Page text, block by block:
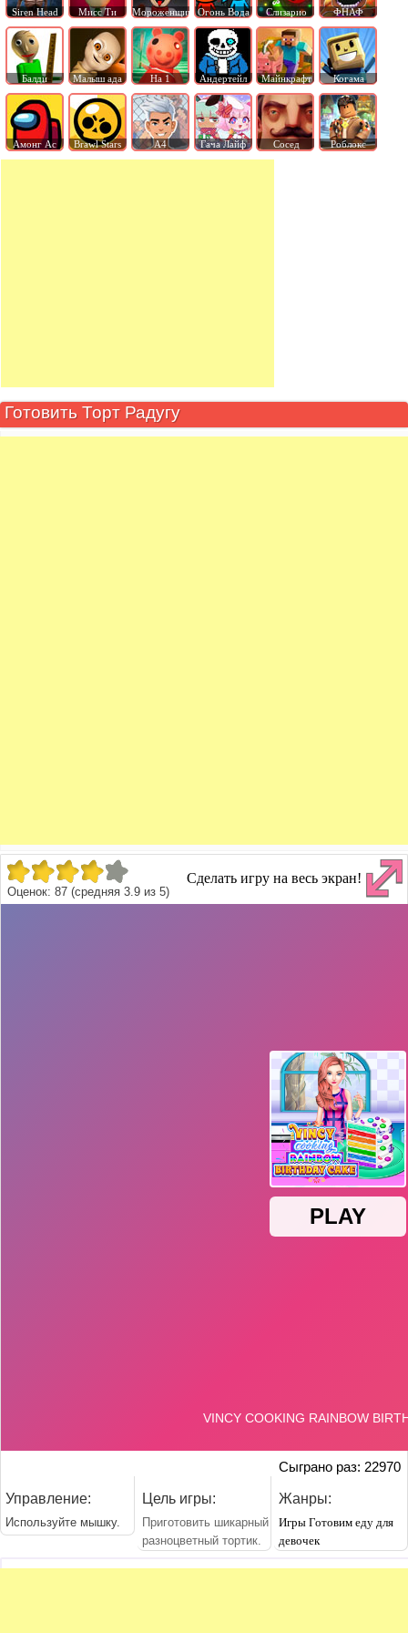
Siren Head Мисс Ти Мороженщик Огонь Вода Слизарио ФНАФ
Балди Малыш ада На 1 Андертейл Майнкрафт Когама
Амонг Ас Brawl Stars А4 Гача Лайф Сосед Роблокс
Готовить Торт Радугу
Оценок: 87 (средняя 3.9 из 5)
Сделать игру на весь экран!
Сыграно раз: 22970
Управление:
Используйте мышку.
Цель игры:
Приготовить шикарный
разноцветный тортик.
Жанры:
Игры Готовим еду для
девочек